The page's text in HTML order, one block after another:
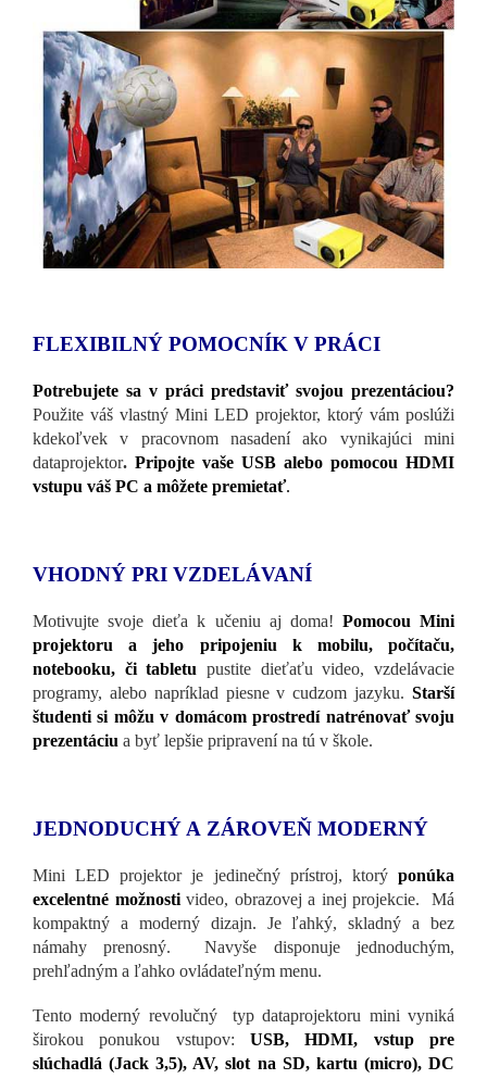
FLEXIBILNÝ POMOCNÍK V PRÁCI
Potrebujete sa v práci predstaviť svojou prezentáciou?
Použite váš vlastný Mini LED projektor, ktorý vám poslúži
kdekoľvek v pracovnom nasadení ako vynikajúci mini
dataprojektor. Pripojte vaše USB alebo pomocou HDMI
vstupu váš PC a môžete premietať.
VHODNÝ PRI VZDELÁVANÍ
Motivujte svoje dieťa k učeniu aj doma! Pomocou Mini
projektoru a jeho pripojeniu k mobilu, počítaču,
notebooku, či tabletu pustite dieťaťu video, vzdelávacie
programy, alebo napríklad piesne v cudzom jazyku. Starší
študenti si môžu v domácom prostredí natrénovať svoju
prezentáciu a byť lepšie pripravení na tú v škole.
JEDNODUCHÝ A ZÁROVEŇ MODERNÝ
Mini LED projektor je jedinečný prístroj, ktorý ponúka
excelentné možnosti video, obrazovej a inej projekcie. Má
kompaktný a moderný dizajn. Je ľahký, skladný a bez
námahy prenosný. Navyše disponuje jednoduchým,
prehľadným a ľahko ovládateľným menu.
Tento moderný revolučný typ dataprojektoru mini vyniká
širokou ponukou vstupov: USB, HDMI, vstup pre
slúchadlá (Jack 3,5), AV, slot na SD, kartu (micro), DC